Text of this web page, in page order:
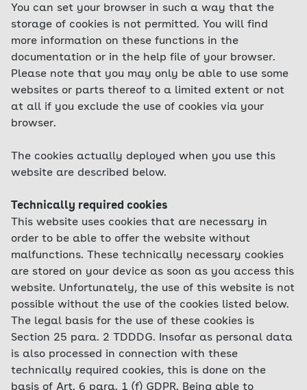
You can set your browser in such a way that the
storage of cookies is not permitted. You will find
more information on these functions in the
documentation or in the help file of your browser.
Please note that you may only be able to use some
websites or parts thereof to a limited extent or not
at all if you exclude the use of cookies via your
browser.
The cookies actually deployed when you use this
website are described below.
Technically required cookies
This website uses cookies that are necessary in
order to be able to offer the website without
malfunctions. These technically necessary cookies
are stored on your device as soon as you access this
website. Unfortunately, the use of this website is not
possible without the use of the cookies listed below.
The legal basis for the use of these cookies is
Section 25 para. 2 TDDDG. Insofar as personal data
is also processed in connection with these
technically required cookies, this is done on the
basis of Art. 6 para. 1 (f) GDPR. Being able to